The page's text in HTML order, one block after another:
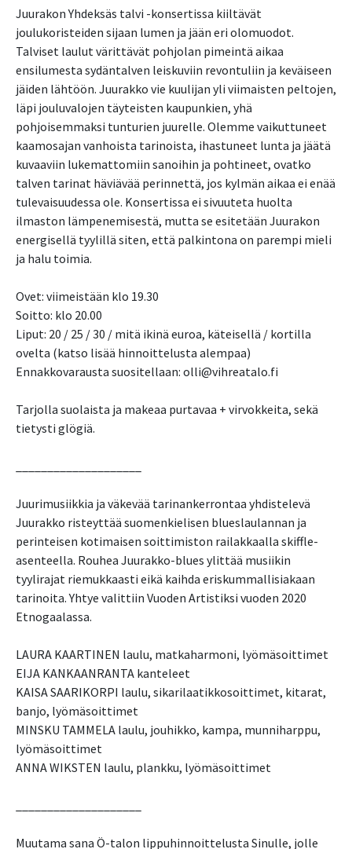
Juurakon Yhdeksäs talvi -konsertissa kiiltävät
joulukoristeiden sijaan lumen ja jään eri olomuodot.
Talviset laulut värittävät pohjolan pimeintä aikaa
ensilumesta sydäntalven leiskuviin revontuliin ja keväiseen
jäiden lähtöön. Juurakko vie kuulijan yli viimaisten peltojen,
läpi jouluvalojen täyteisten kaupunkien, yhä
pohjoisemmaksi tunturien juurelle. Olemme vaikuttuneet
kaamosajan vanhoista tarinoista, ihastuneet lunta ja jäätä
kuvaaviin lukemattomiin sanoihin ja pohtineet, ovatko
talven tarinat häviävää perinnettä, jos kylmän aikaa ei enää
tulevaisuudessa ole. Konsertissa ei sivuuteta huolta
ilmaston lämpenemisestä, mutta se esitetään Juurakon
energisellä tyylillä siten, että palkintona on parempi mieli
ja halu toimia.
Ovet: viimeistään klo 19.30
Soitto: klo 20.00
Liput: 20 / 25 / 30 / mitä ikinä euroa, käteisellä / kortilla
ovelta (katso lisää hinnoittelusta alempaa)
Ennakkovarausta suositellaan: olli@vihreatalo.fi
Tarjolla suolaista ja makeaa purtavaa + virvokkeita, sekä
tietysti glögiä.
Juurimusiikkia ja väkevää tarinankerrontaa yhdistelevä
Juurakko risteyttää suomenkielisen blueslaulannan ja
perinteisen kotimaisen soittimiston railakkaalla skiffle-
asenteella. Rouhea Juurakko-blues ylittää musiikin
tyylirajat riemukkaasti eikä kaihda eriskummallisiakaan
tarinoita. Yhtye valittiin Vuoden Artistiksi vuoden 2020
Etnogaalassa.
LAURA KAARTINEN laulu, matkaharmoni, lyömäsoittimet
EIJA KANKAANRANTA kanteleet
KAISA SAARIKORPI laulu, sikarilaatikkosoittimet, kitarat,
banjo, lyömäsoittimet
MINSKU TAMMELA laulu, jouhikko, kampa, munniharppu,
lyömäsoittimet
ANNA WIKSTEN laulu, plankku, lyömäsoittimet
Muutama sana Ö-talon lippuhinnoittelusta Sinulle, jolle